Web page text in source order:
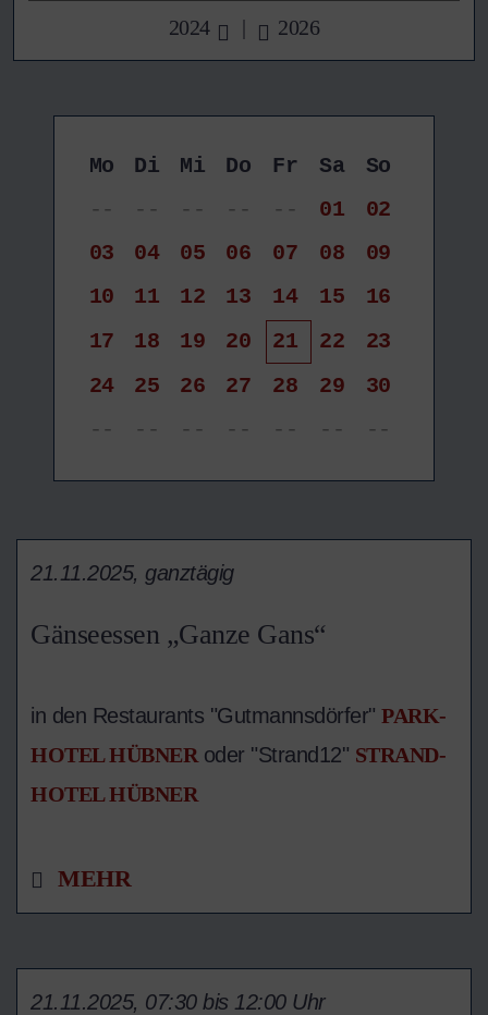
2024 | 2026
Mo Di Mi Do Fr Sa
So
--
-- -- -- -- 01
02
03
04 05 06 07 08
09
10
11 12 13 14 15
16
17
18 19 20 21 22
23
24
25 26 27 28 29
30
--
-- -- -- -- -- --
Gänseessen „Ganze Gans“
21.11.2025, ganztägig
in den Restaurants "Gutmannsdörfer" PARK-
HOTEL HÜBNER oder "Strand12" STRAND-
HOTEL HÜBNER
MEHR
21.11.2025, 07:30 bis 12:00 Uhr